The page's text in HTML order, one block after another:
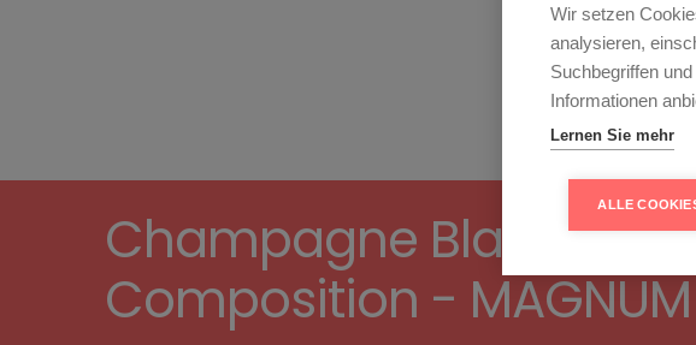
Champagne Blanc de
Composition - MAGNUM
Wir setzen
analysieren,
Suchbegriffen
Informationen
Lernen Sie mehr
ALLE